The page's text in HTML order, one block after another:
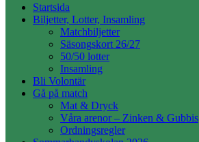
Startsida
Biljetter, Lotter, Insamling
Matchbiljetter
Säsongskort 26/27
50/50 lotter
Insamling
Bli Volontär
Gå på match
Mat & Dryck
Våra arenor – Zinken & Gubbis
Ordningsregler